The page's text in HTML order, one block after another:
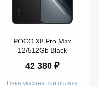
POCO X8 Pro Max
12/512Gb Black
42 380 ₽
Цена указана при оплате